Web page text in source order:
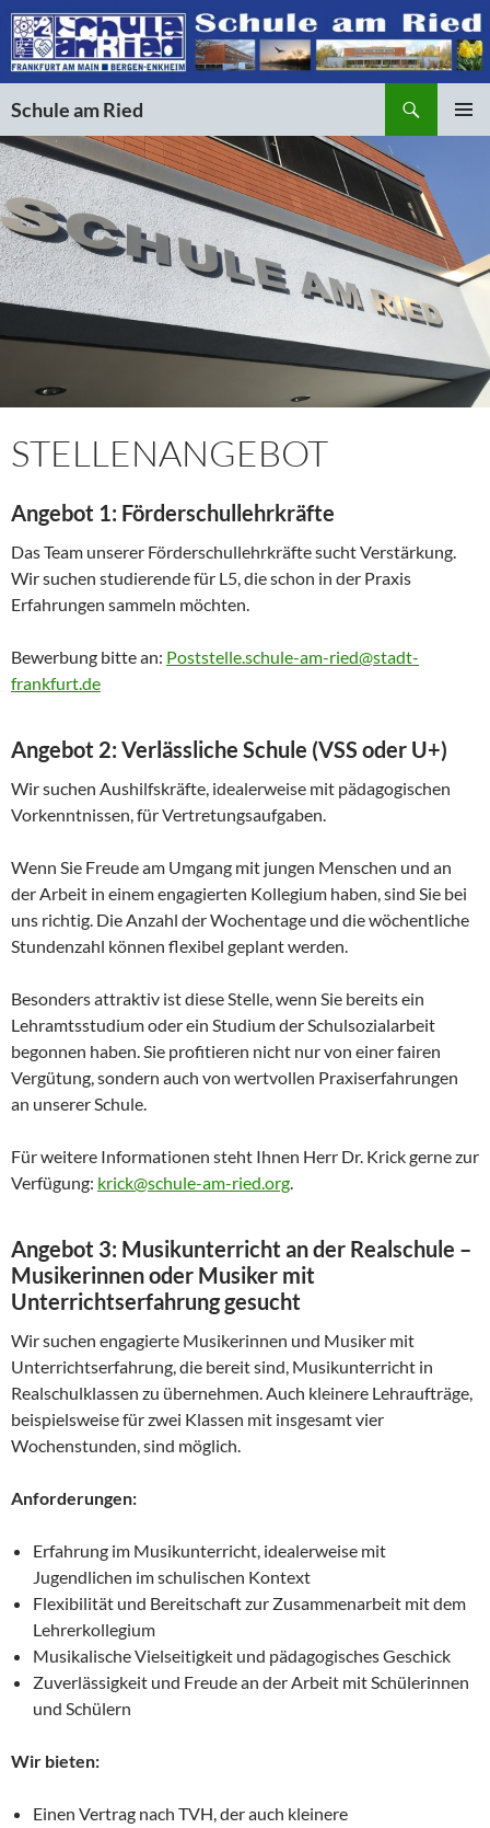
Schule am Ried
INHALT
SPRINGEN
STELLENANGEBOT
Angebot 1: Förderschullehrkräfte
Das Team unserer Förderschullehrkräfte sucht Verstärkung.
Wir suchen studierende für L5, die schon in der Praxis
Erfahrungen sammeln möchten.
Bewerbung bitte an: Poststelle.schule-am-ried@stadt-
frankfurt.de
Angebot 2: Verlässliche Schule (VSS oder U+)
Wir suchen Aushilfskräfte, idealerweise mit pädagogischen
Vorkenntnissen, für Vertretungsaufgaben.
Wenn Sie Freude am Umgang mit jungen Menschen und an
der Arbeit in einem engagierten Kollegium haben, sind Sie bei
uns richtig. Die Anzahl der Wochentage und die wöchentliche
Stundenzahl können flexibel geplant werden.
Besonders attraktiv ist diese Stelle, wenn Sie bereits ein
Lehramtsstudium oder ein Studium der Schulsozialarbeit
begonnen haben. Sie profitieren nicht nur von einer fairen
Vergütung, sondern auch von wertvollen Praxiserfahrungen
an unserer Schule.
Für weitere Informationen steht Ihnen Herr Dr. Krick gerne zur
Verfügung: krick@schule-am-ried.org.
Angebot 3: Musikunterricht an der Realschule –
Musikerinnen oder Musiker mit
Unterrichtserfahrung gesucht
Wir suchen engagierte Musikerinnen und Musiker mit
Unterrichtserfahrung, die bereit sind, Musikunterricht in
Realschulklassen zu übernehmen. Auch kleinere Lehraufträge,
beispielsweise für zwei Klassen mit insgesamt vier
Wochenstunden, sind möglich.
Anforderungen:
Erfahrung im Musikunterricht, idealerweise mit
Jugendlichen im schulischen Kontext
Flexibilität und Bereitschaft zur Zusammenarbeit mit dem
Lehrerkollegium
Musikalische Vielseitigkeit und pädagogisches Geschick
Zuverlässigkeit und Freude an der Arbeit mit Schülerinnen
und Schülern
Wir bieten:
Einen Vertrag nach TVH, der auch kleinere